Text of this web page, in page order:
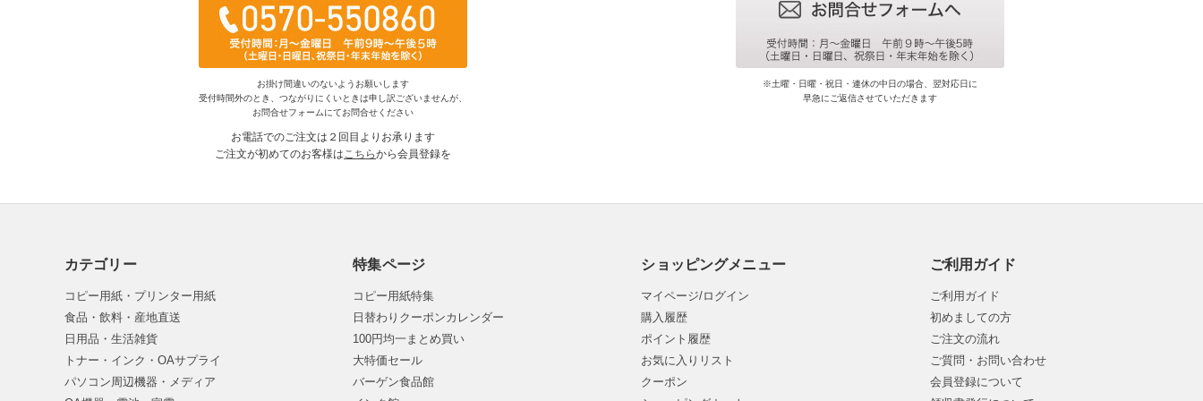
お掛け間違いのないようお願いします
受付時間外のとき、つながりにくいときは申し訳ございませんが、
お問合せフォームにてお問合せください
お電話でのご注文は２回目よりお承ります
ご注文が初めてのお客様はこちらから会員登録を
※土曜・日曜・祝日・連休の中日の場合、翌対応日に
早急にご返信させていただきます
カテゴリー
コピー用紙・プリンター用紙
食品・飲料・産地直送
日用品・生活雑貨
トナー・インク・OAサプライ
パソコン周辺機器・メディア
特集ページ
コピー用紙特集
日替わりクーポンカレンダー
100円均一まとめ買い
大特価セール
バーゲン食品館
ショッピングメニュー
マイページ/ログイン
購入履歴
ポイント履歴
お気に入りリスト
クーポン
ご利用ガイド
ご利用ガイド
初めましての方
ご注文の流れ
ご質問・お問い合わせ
会員登録について